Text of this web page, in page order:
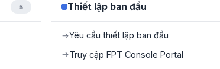
5 Thiết lập ban đầu
→Yêu cầu thiết lập ban đầu
→Truy cập FPT Console Portal